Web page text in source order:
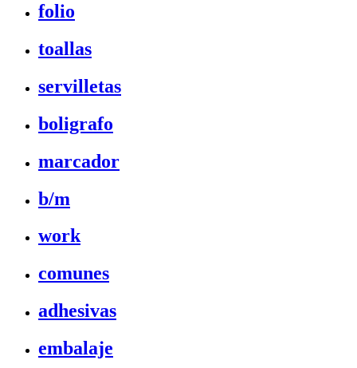
folio
toallas
servilletas
boligrafo
marcador
b/m
work
comunes
adhesivas
embalaje